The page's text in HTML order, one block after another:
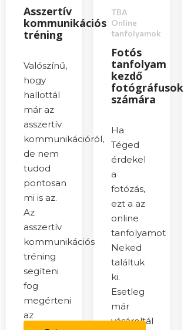
Asszertív
kommunikációs
tréning
Valószínű,
hogy
hallottál
már az
asszertív
kommunikációról,
de nem
tudod
pontosan
mi is az.
Az
asszertív
kommunikációs
tréning
segíteni
fog
megérteni
az
TBA
Online
tanfolyamok
Fotós
tanfolyam
kezdő
fotógráfusok
számára
Ha
Téged
érdekel
a
fotózás,
ezt a az
online
tanfolyamot
Neked
találtuk
ki.
Esetleg
már
vásároltál